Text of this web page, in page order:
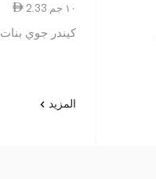
2.33 ١٠ جم
كيندر جوي بنات 3 قطع 60 غرام
المزيد